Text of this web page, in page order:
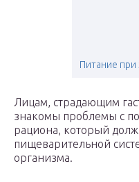
Питание при
Лицам, страдающим
знакомы проблемы с
рациона, который
пищеварительной
организма.